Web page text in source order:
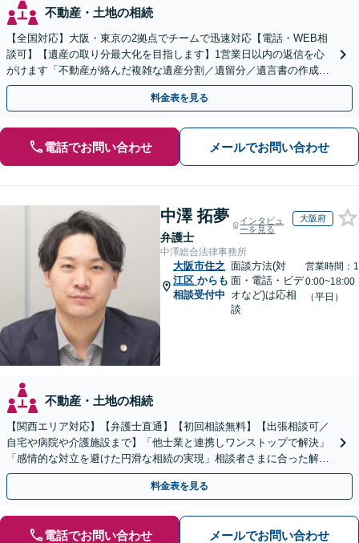
不動産・土地の相続
【全国対応】大阪・東京の2拠点でチームで迅速対応【電話・WEB相
談可】【遺産の取り分最大化を目指します】1営業日以内の返信を心
がけます「不動産が絡んだ複雑な遺産分割／遺留分／遺言書の作成・
執行／事業承継など、お任せください」【休日相談あり】
料金表を見る
電話でお問い合わせ メールでお問い合わせ
中澤 拓夢
弁護士
インタビュ
ーを見る
大阪府
中澤総合法律事務所
大阪市住之
江区 からも
相談受付中
面談方法(対
面・電話・ビデ
オなど)は応相
談
営業時間：1
0:00~18:00
（平日）
不動産・土地の相続
【関西エリア対応】【弁護士直通】【初回相談無料】【出張相談可／
自宅や病院や介護施設まで】「他士業と連携しワンストップで解決」
「感情的な対立を避けた円滑な相続の実現」相談者さまに合った解決
のプランをご提案
料金表を見る
電話でお問い合わせ メールでお問い合わせ